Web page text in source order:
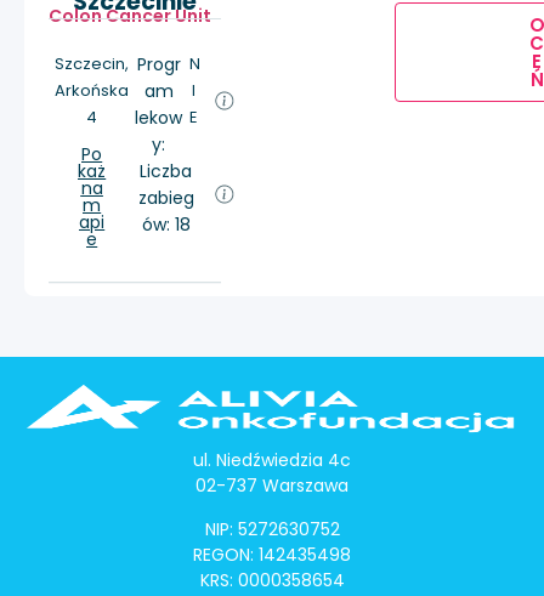
Colon Cancer Unit
Szczecin,
Arkońska
4
Po
każ
na
m
api
e
Progr
am
lekow
y:
N
I
E
Liczba
zabieg
ów: 18
O
C
E
Ń
ul. Niedźwiedzia 4c
02-737 Warszawa
NIP: 5272630752
REGON: 142435498
KRS: 0000358654